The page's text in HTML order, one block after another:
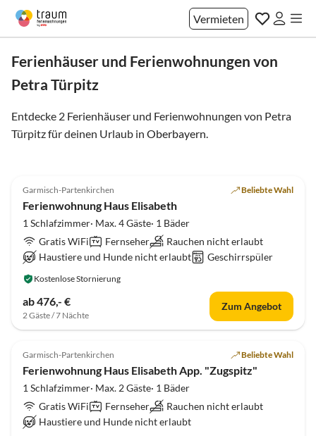
Vermieten
Ferienhäuser und Ferienwohnungen von
Petra Türpitz
Entdecke 2 Ferienhäuser und Ferienwohnungen von Petra
Türpitz für deinen Urlaub in Oberbayern.
Garmisch-Partenkirchen Beliebte Wahl
Ferienwohnung Haus Elisabeth
1 Schlafzimmer· Max. 4 Gäste· 1 Bäder
Gratis WiFi
Fernseher
Rauchen nicht erlaubt
Haustiere und Hunde nicht erlaubt
Geschirrspüler
Kostenlose Stornierung
ab 476,- €
2 Gäste / 7 Nächte
Zum Angebot
4.9 (6)
Garmisch-Partenkirchen Beliebte Wahl
Ferienwohnung Haus Elisabeth App. "Zugspitz"
1 Schlafzimmer· Max. 2 Gäste· 1 Bäder
Gratis WiFi
Fernseher
Rauchen nicht erlaubt
Haustiere und Hunde nicht erlaubt